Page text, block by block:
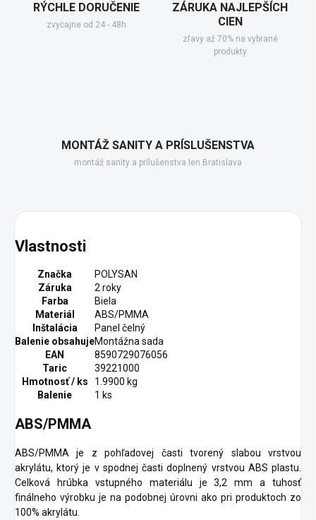
RÝCHLE DORUČENIE
zvyčajne od 24 - 48h
ZÁRUKA NAJLEPŠÍCH
CIEN
zľavy až 70% na vybrané
produkty
MONTÁŽ SANITY A PRÍSLUŠENSTVA
montáž sanity a prílušenstva len Bratislava
Vlastnosti
Značka
POLYSAN
Záruka
2 roky
Farba
Biela
Materiál
ABS/PMMA
Inštalácia
Panel čelný
Balenie obsahujeMontážna sada
EAN
8590729076056
Taric
39221000
Hmotnosť / ks
1.9900 kg
Balenie
1 ks
ABS/PMMA
ABS/PMMA je z pohľadovej časti tvorený slabou vrstvou
akrylátu, ktorý je v spodnej časti doplnený vrstvou ABS plastu.
Celková hrúbka vstupného materiálu je 3,2 mm a tuhosť
finálneho výrobku je na podobnej úrovni ako pri produktoch zo
100% akrylátu.